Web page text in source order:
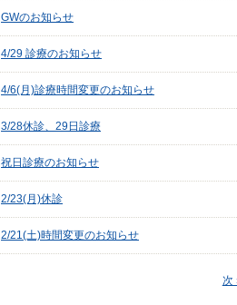
GWのお知らせ
4/29 診療のお知らせ
4/6(月)診療時間変更のお知らせ
3/28休診、29日診療
祝日診療のお知らせ
2/23(月)休診
2/21(土)時間変更のお知らせ
次